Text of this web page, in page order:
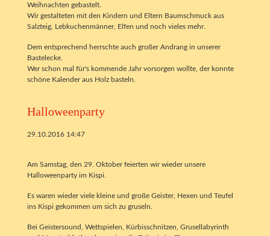
Weihnachten gebastelt.
Wir gestalteten mit den Kindern und Eltern Baumschmuck aus
Salzteig, Lebkuchenmänner, Elfen und noch vieles mehr.
Dem entsprechend herrschte auch großer Andrang in unserer
Bastelecke.
Wer schon mal für's kommende Jahr vorsorgen wollte, der konnte
schöne Kalender aus Holz basteln.
Halloweenparty
29.10.2016 14:47
Am Samstag, den 29. Oktober feierten wir wieder unsere
Halloweenparty im Kispi.
Es waren wieder viele kleine und große Geister, Hexen und Teufel
ins Kispi gekommen um sich zu gruseln.
Bei Geistersound, Wettspielen, Kürbisschnitzen, Grusellabyrinth